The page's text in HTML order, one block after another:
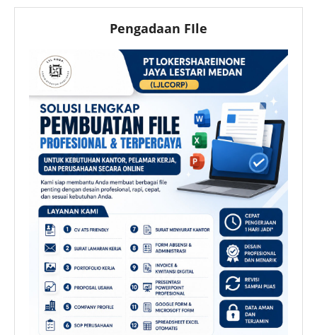
Pengadaan FIle